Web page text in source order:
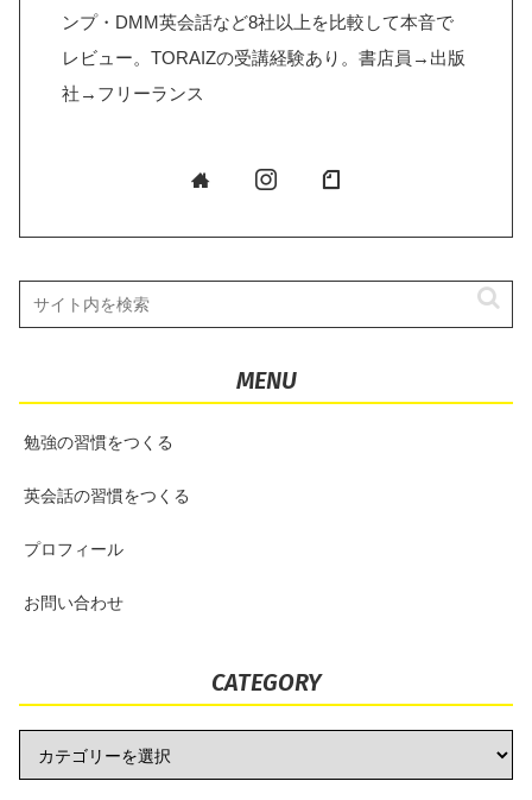
ンプ・DMM英会話など8社以上を比較して本音で
レビュー。TORAIZの受講経験あり。書店員→出版
社→フリーランス
MENU
勉強の習慣をつくる
英会話の習慣をつくる
プロフィール
お問い合わせ
CATEGORY